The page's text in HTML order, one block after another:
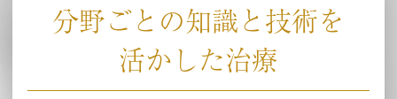
分野ごとの知識と技術を
活かした治療